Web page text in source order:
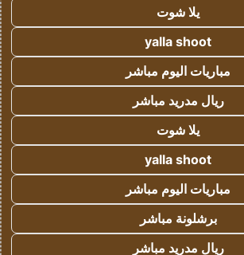
يلا شوت
yalla shoot
مباريات اليوم مباشر
ريال مدريد مباشر
يلا شوت
yalla shoot
مباريات اليوم مباشر
برشلونة مباشر
ريال مدريد مباشر